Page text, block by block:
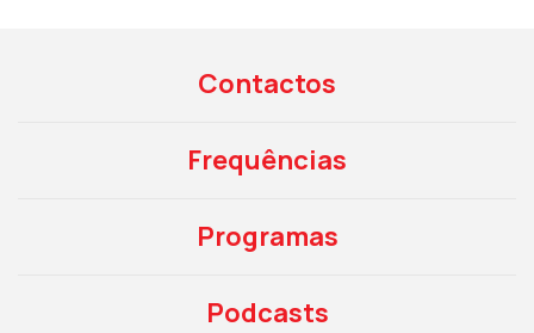
Contactos
Frequências
Programas
Podcasts